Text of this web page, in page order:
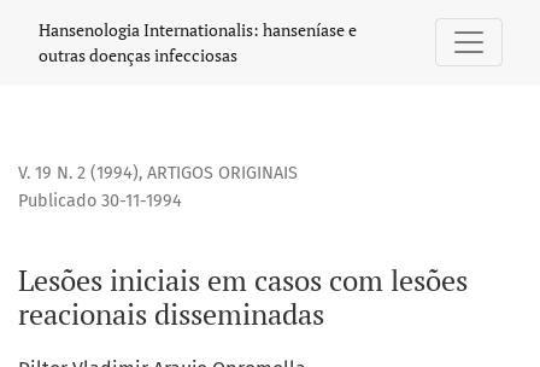
Lesões iniciais em casos com lesões reacionais
Hansenologia Internationalis: hanseníase e
outras doenças infecciosas
V. 19 N. 2 (1994), ARTIGOS ORIGINAIS
Lesões iniciais em casos com lesões
reacionais disseminadas
Publicado 30-11-1994